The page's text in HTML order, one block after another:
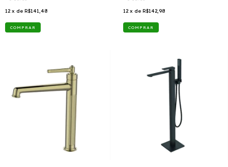
12 x de R$141,48
COMPRAR
12 x de R$142,98
COMPRAR